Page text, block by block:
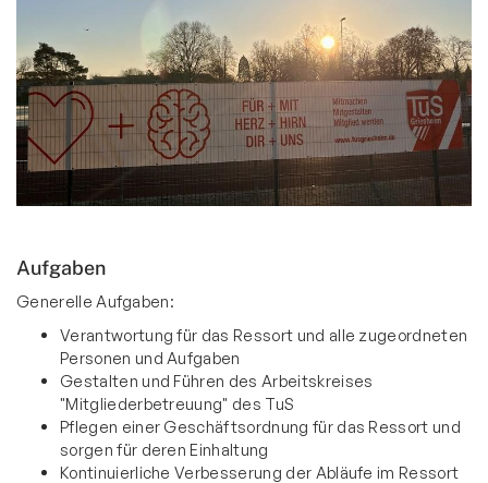
Aufgaben
Generelle Aufgaben:
Verantwortung für das Ressort und alle zugeordneten
Personen und Aufgaben
Gestalten und Führen des Arbeitskreises
"Mitgliederbetreuung" des TuS
Pflegen einer Geschäftsordnung für das Ressort und
sorgen für deren Einhaltung
Kontinuierliche Verbesserung der Abläufe im Ressort
Verantwortung